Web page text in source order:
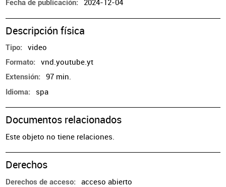
Fecha de publicación 2024-12-04
Descripción física
Tipo video
Formato vnd.youtube.yt
Extensión 97 min.
Idioma spa
Documentos relacionados
Este objeto no tiene relaciones.
Derechos
Derechos de acceso acceso abierto